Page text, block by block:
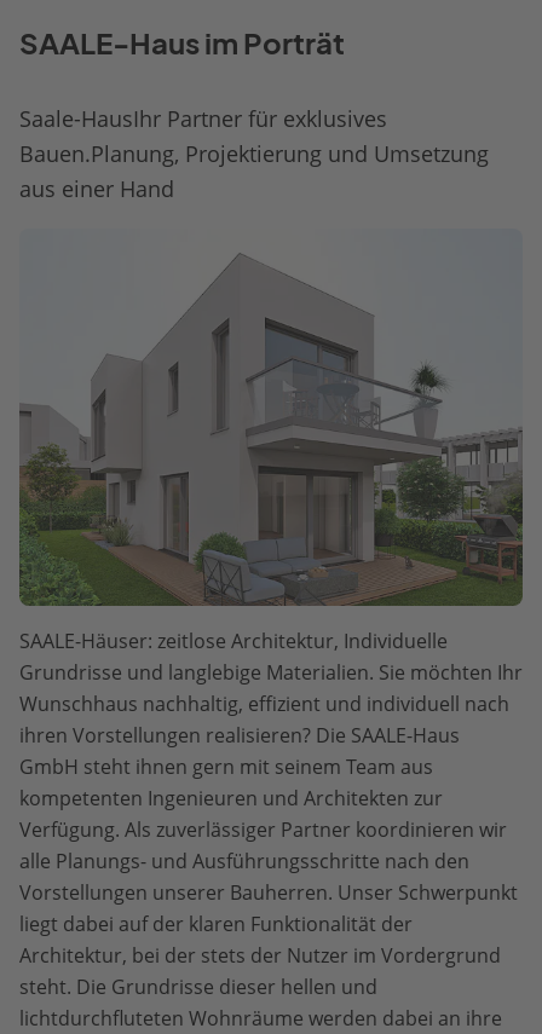
SAALE-Haus im Porträt
Saale-HausIhr Partner für exklusives
Bauen.Planung, Projektierung und Umsetzung
aus einer Hand
SAALE-Häuser: zeitlose Architektur, Individuelle
Grundrisse und langlebige Materialien. Sie möchten Ihr
Wunschhaus nachhaltig, effizient und individuell nach
ihren Vorstellungen realisieren? Die SAALE-Haus
GmbH steht ihnen gern mit seinem Team aus
kompetenten Ingenieuren und Architekten zur
Verfügung. Als zuverlässiger Partner koordinieren wir
alle Planungs- und Ausführungsschritte nach den
Vorstellungen unserer Bauherren. Unser Schwerpunkt
liegt dabei auf der klaren Funktionalität der
Architektur, bei der stets der Nutzer im Vordergrund
steht. Die Grundrisse dieser hellen und
lichtdurchfluteten Wohnräume werden dabei an ihre